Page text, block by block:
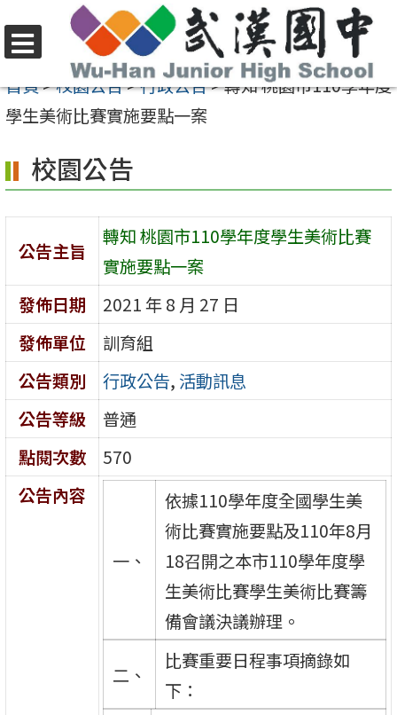
至
要
容
區
選
單
首頁>校園公告>行政公告>轉知 桃園市110學年度
學生美術比賽實施要點一案
校園公告
公告主旨
轉知 桃園市110學年度學生美術比賽
實施要點一案
發佈日期
2021 年 8 月 27 日
發佈單位
訓育組
公告類別
行政公告, 活動訊息
公告等級
普通
點閱次數
570
公告內容
一、
依據110學年度全國學生美
術比賽實施要點及110年8月
18召開之本市110學年度學
生美術比賽學生美術比賽籌
備會議決議辦理。
二、
比賽重要日程事項摘錄如
下：